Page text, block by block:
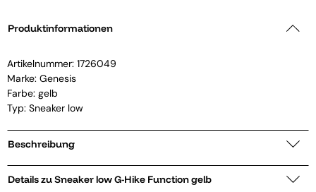
Produktinformationen
Artikelnummer: 1726049
Marke: Genesis
Farbe: gelb
Typ: Sneaker low
Beschreibung
Details zu Sneaker low G-Hike Function gelb